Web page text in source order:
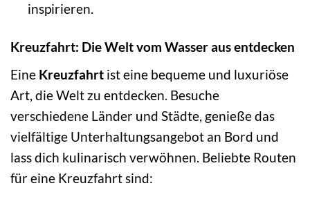
inspirieren.
Kreuzfahrt: Die Welt vom Wasser aus entdecken
Eine Kreuzfahrt ist eine bequeme und luxuriöse
Art, die Welt zu entdecken. Besuche
verschiedene Länder und Städte, genieße das
vielfältige Unterhaltungsangebot an Bord und
lass dich kulinarisch verwöhnen. Beliebte Routen
für eine Kreuzfahrt sind: